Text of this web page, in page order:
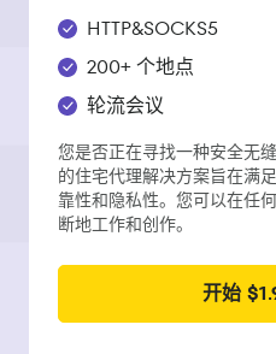
HTTP&SOCKS5
200+ 个地点
轮流会议
您是否正在寻找一种安全无
的住宅代理解决方案旨在满
靠性和隐私性。您可以在任
断地工作和创作。
开始